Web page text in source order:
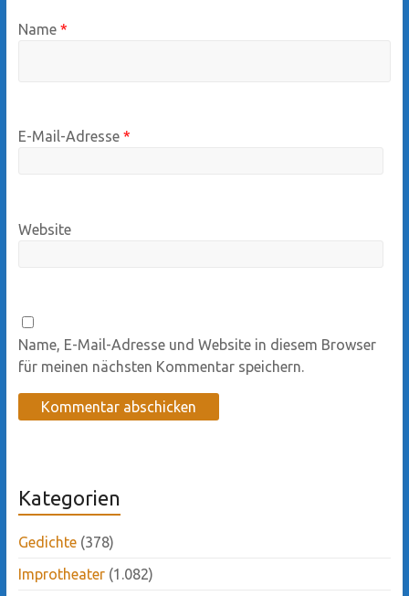
Name *
E-Mail-Adresse *
Website
Name, E-Mail-Adresse und Website in diesem Browser
für meinen nächsten Kommentar speichern.
Kategorien
Gedichte(378)
Improtheater(1.082)